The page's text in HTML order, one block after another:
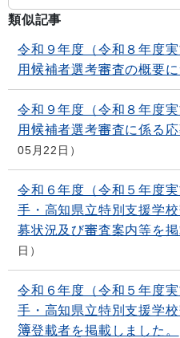
類似記事
令和９年度（令和８年度
用候補者選考審査の概要
令和９年度（令和８年度
用候補者選考審査に係る
05月22日
令和６年度（令和５年度
手・高知県立特別支援学
募状況及び審査案内等を
日
令和６年度（令和５年度
手・高知県立特別支援学
簿登載者を掲載しました。